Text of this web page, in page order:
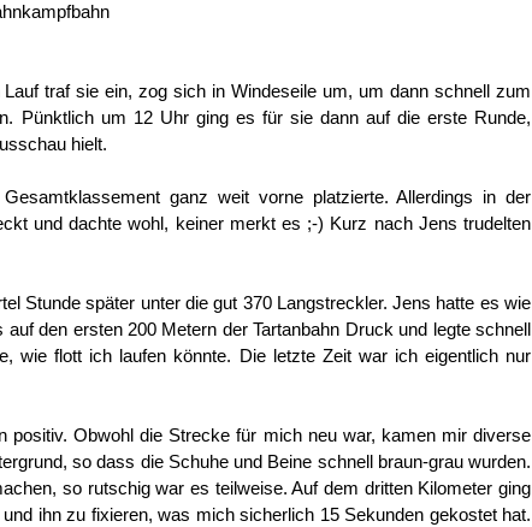
traf sie ein, zog sich in Windeseile um, um dann schnell zum
Pünktlich um 12 Uhr ging es für sie dann auf die erste Runde,
hielt.
ganz weit vorne platzierte. Allerdings in der
und dachte wohl, keiner merkt es ;-) Kurz nach Jens trudelten
Stunde später unter die gut 370 Langstreckler. Jens hatte es wie
den ersten 200 Metern der Tartanbahn Druck und legte schnell
wie flott ich laufen könnte. Die letzte Zeit war ich eigentlich nur
positiv. Obwohl die Strecke für mich neu war, kamen mir diverse
so dass die Schuhe und Beine schnell braun-grau wurden.
so rutschig war es teilweise. Auf dem dritten Kilometer ging
ihn zu fixieren, was mich sicherlich 15 Sekunden gekostet hat.